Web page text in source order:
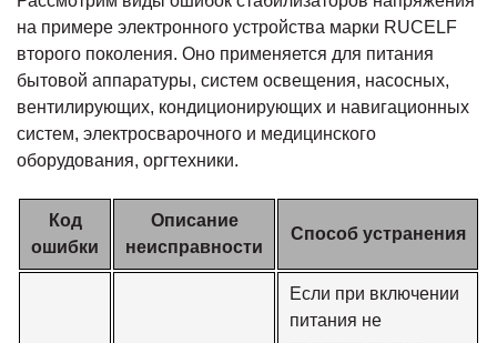
на примере электронного устройства марки RUCELF
второго поколения. Оно применяется для питания
бытовой аппаратуры, систем освещения, насосных,
вентилирующих, кондиционирующих и навигационных
систем, электросварочного и медицинского
оборудования, оргтехники.
Код
ошибки
Описание
неисправности
Способ устранения
Если при включении
питания не